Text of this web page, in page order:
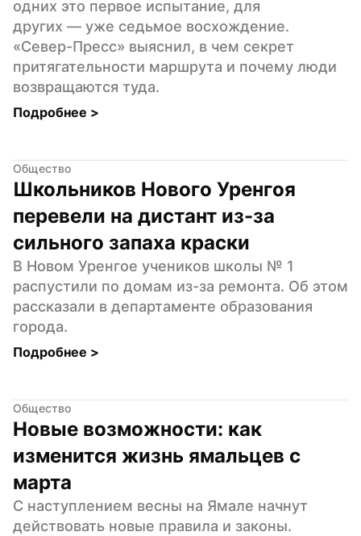
одних это первое испытание, для
других — уже седьмое восхождение.
«Север-Пресс» выяснил, в чем секрет
притягательности маршрута и почему люди
возвращаются туда.
Подробнее >
Общество
Школьников Нового Уренгоя
перевели на дистант из-за
сильного запаха краски
В Новом Уренгое учеников школы № 1
распустили по домам из-за ремонта. Об этом
рассказали в департаменте образования
города.
Подробнее >
Общество
Новые возможности: как
изменится жизнь ямальцев с
марта
С наступлением весны на Ямале начнут
действовать новые правила и законы.